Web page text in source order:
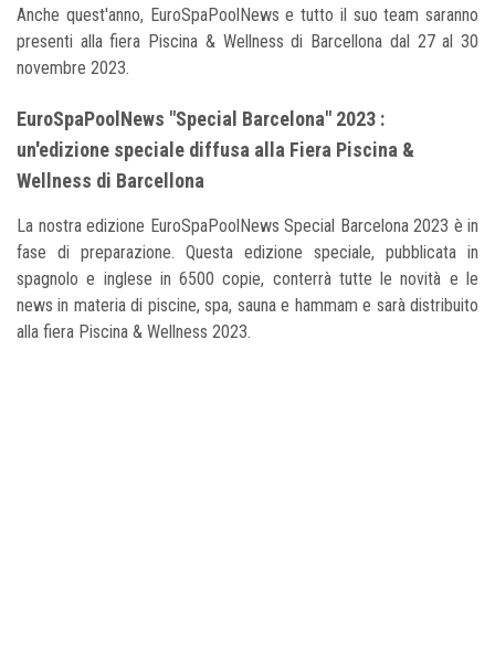
Anche quest'anno, EuroSpaPoolNews e tutto il suo team saranno
presenti alla fiera Piscina & Wellness di Barcellona dal 27 al 30
novembre 2023.
EuroSpaPoolNews "Special Barcelona" 2023 :
un'edizione speciale diffusa alla Fiera Piscina &
Wellness di Barcellona
La nostra edizione EuroSpaPoolNews Special Barcelona 2023 è in
fase di preparazione. Questa edizione speciale, pubblicata in
spagnolo e inglese in 6500 copie, conterrà tutte le novità e le
news in materia di piscine, spa, sauna e hammam e sarà distribuito
alla fiera Piscina & Wellness 2023.